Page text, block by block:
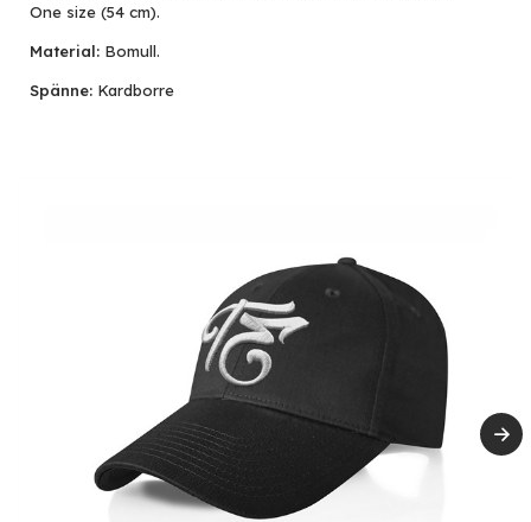
One size (54 cm).
Material: Bomull.
Spänne: Kardborre